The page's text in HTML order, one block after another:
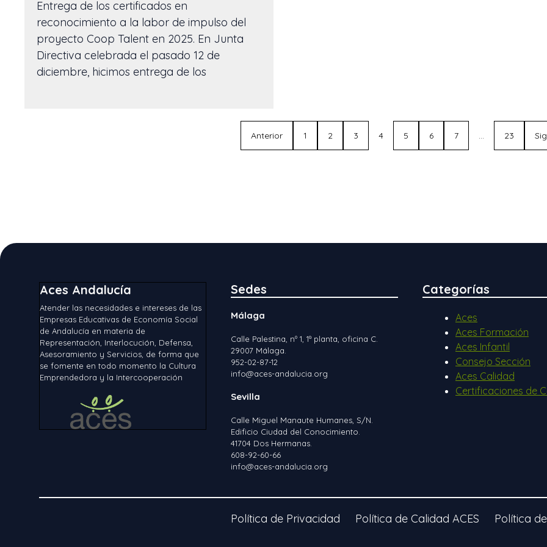
Entrega de los certificados en
reconocimiento a la labor de impulso del
proyecto Coop Talent en 2025. En Junta
Directiva celebrada el pasado 12 de
diciembre, hicimos entrega de los
Anterior 1 2 3 4 5 6 7 … 23
Aces Andalucía
Atender las necesidades e intereses de las
Empresas Educativas de Economía Social
de Andalucía en materia de
Representación, Interlocución, Defensa,
Asesoramiento y Servicios, de forma que
se fomente en todo momento la Cultura
Emprendedora y la Intercooperación
Sedes
Málaga
Calle Palestina, nº 1, 1ª planta, oficina C.
29007 Málaga.
952-02-87-12
info@aces-andalucia.org
Sevilla
Calle Miguel Manaute Humanes, S/N.
Edificio Ciudad del Conocimiento.
41704 Dos Hermanas.
608-92-60-66
info@aces-andalucia.org
Categorías
Aces
Aces Formación
Aces Infantil
Consejo Sección
Aces Calidad
Certificaciones de
Política de Privacidad Política de Calidad ACES Política